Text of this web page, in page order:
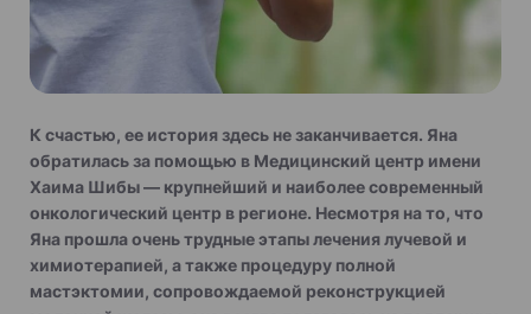
К счастью, ее история здесь не заканчивается. Яна
обратилась за помощью в Медицинский центр имени
Хаима Шибы — крупнейший и наиболее современный
онкологический центр в регионе. Несмотря на то, что
Яна прошла очень трудные этапы лечения лучевой и
химиотерапией, а также процедуру полной
мастэктомии, сопровождаемой реконструкцией